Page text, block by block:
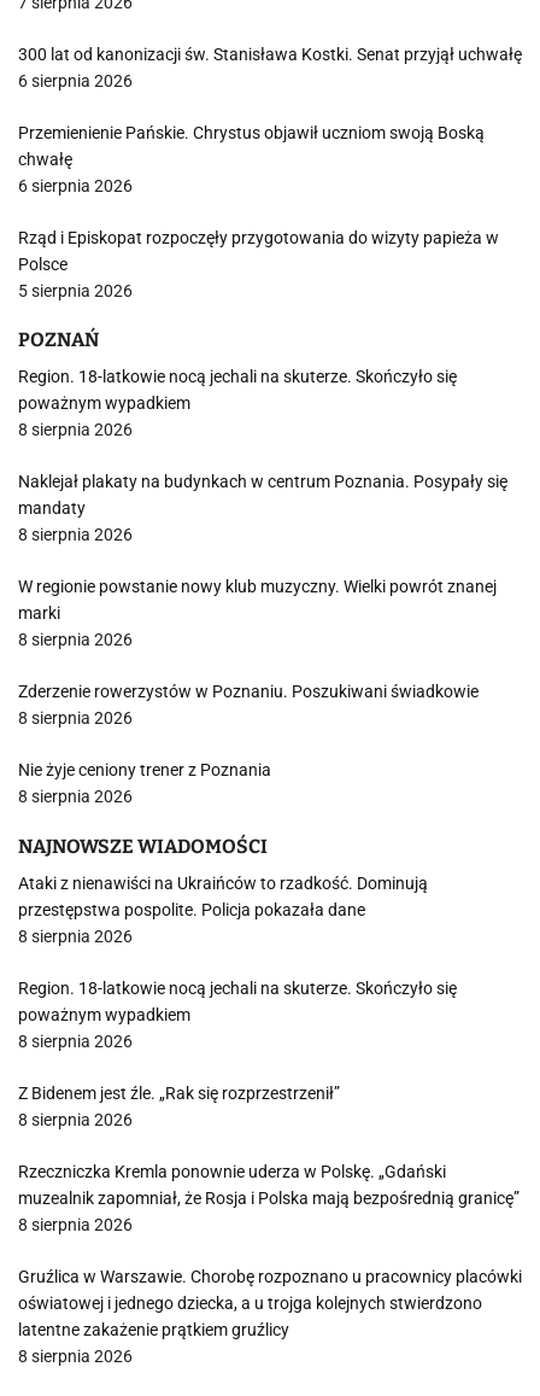
300 lat od kanonizacji św. Stanisława Kostki. Senat przyjął uchwałę
6 sierpnia 2026
Przemienienie Pańskie. Chrystus objawił uczniom swoją Boską
chwałę
6 sierpnia 2026
Rząd i Episkopat rozpoczęły przygotowania do wizyty papieża w
Polsce
5 sierpnia 2026
POZNAŃ
Region. 18-latkowie nocą jechali na skuterze. Skończyło się
poważnym wypadkiem
8 sierpnia 2026
Naklejał plakaty na budynkach w centrum Poznania. Posypały się
mandaty
8 sierpnia 2026
W regionie powstanie nowy klub muzyczny. Wielki powrót znanej
marki
8 sierpnia 2026
Zderzenie rowerzystów w Poznaniu. Poszukiwani świadkowie
8 sierpnia 2026
Nie żyje ceniony trener z Poznania
8 sierpnia 2026
NAJNOWSZE WIADOMOŚCI
Ataki z nienawiści na Ukraińców to rzadkość. Dominują
przestępstwa pospolite. Policja pokazała dane
8 sierpnia 2026
Region. 18-latkowie nocą jechali na skuterze. Skończyło się
poważnym wypadkiem
8 sierpnia 2026
Z Bidenem jest źle. „Rak się rozprzestrzenił”
8 sierpnia 2026
Rzeczniczka Kremla ponownie uderza w Polskę. „Gdański
muzealnik zapomniał, że Rosja i Polska mają bezpośrednią granicę”
8 sierpnia 2026
Gruźlica w Warszawie. Chorobę rozpoznano u pracownicy placówki
oświatowej i jednego dziecka, a u trojga kolejnych stwierdzono
latentne zakażenie prątkiem gruźlicy
8 sierpnia 2026